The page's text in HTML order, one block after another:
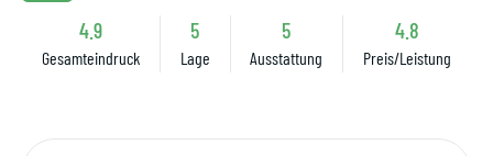
4.9
Gesamteindruck
5
Lage
5
Ausstattung
4.8
Preis/Leistung